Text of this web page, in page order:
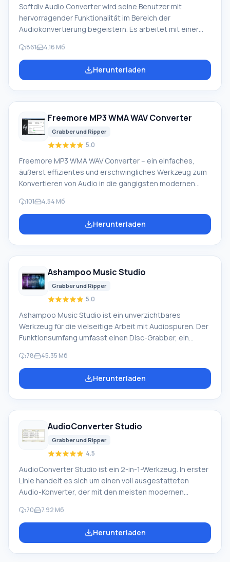
Softdiv Audio Converter wird seine Benutzer mit
hervorragender Funktionalität im Bereich der
Audiokonvertierung begeistern. Es arbeitet mit einer
Vorgänge minimiert. Gleichzeitig bleibt die Qualität auf
dem höchsten Niveau! Softdiv Audio Converter bietet
Unterstützung für eine große Anzahl der gängigsten
externen Gerät.
861 4.16 Мб
Herunterladen
Freemore MP3 WMA WAV Converter
Grabber und Ripper
5.0
Freemore MP3 WMA WAV Converter – ein einfaches,
äußerst effizientes und erschwingliches Werkzeug zum
Konvertieren von Audio in die gängigsten modernen
zu extrahieren. Die resultierende Spur verliert nicht an
Qualität und kann in Zukunft erfolgreich für verschiedene
Zwecke verwendet werden. Dieses Programm hilft
von Mehrkernprozessoren erweitert die Funktionalität.
101 4.54 Мб
Herunterladen
Ashampoo Music Studio
Grabber und Ripper
5.0
Ashampoo Music Studio ist ein unverzichtbares
Werkzeug für die vielseitige Arbeit mit Audiospuren. Der
Funktionsumfang umfasst einen Disc-Grabber, ein
Möglichkeit, Blu-ray, CD und DVD zu brennen, sowie
Unterstützung für Audioaufnahme, Wiederherstellung
beschädigter Dokumente und einen Editor. Auch ein
geändert, Cover geladen und andere
78 45.35 Мб
Herunterladen
AudioConverter Studio
Grabber und Ripper
4.5
AudioConverter Studio ist ein 2-in-1-Werkzeug. In erster
Linie handelt es sich um einen voll ausgestatteten
Audio-Konverter, der mit den meisten modernen
hervorragender Audio-CD-Grabber mit hoher Leistung
und herausragender Qualität. Dieses Dienstprogramm
ist für unerfahrene Benutzer konzipiert, die eine
70 7.92 Мб
Herunterladen